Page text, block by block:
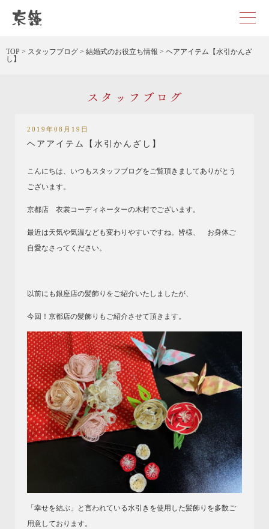
TOP > スタッフブログ > 結婚式のお役立ち情報 > ヘアアイテム【水引かんざ
し】
スタッフブログ
2019年08月19日
ヘアアイテム【水引かんざし】
こんにちは、いつもスタッフブログをご覧頂きましてありがとう
ございます。
京都店 衣裳コーディネーターの木村でございます。
最近は天気や気温なども変わりやすいですね。皆様、 お身体ご
自愛なさってください。
以前にも銀座店の髪飾りをご紹介いたしましたが、
今回！京都店の髪飾りもご紹介させて頂きます。
「幸せを結ぶ」と言われている水引きを使用した髪飾りを多数ご
用意しております。